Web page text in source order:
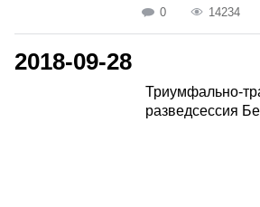
0 14234
2018-09-28
Триумфально-
разведсессия